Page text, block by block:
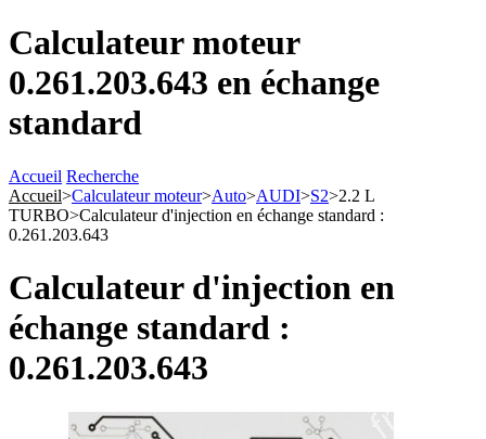
Calculateur moteur
0.261.203.643 en échange
standard
Accueil Recherche
Accueil>Calculateur moteur>Auto>AUDI>S2>2.2 L
TURBO>Calculateur d'injection en échange standard :
0.261.203.643
Calculateur d'injection en
échange standard :
0.261.203.643